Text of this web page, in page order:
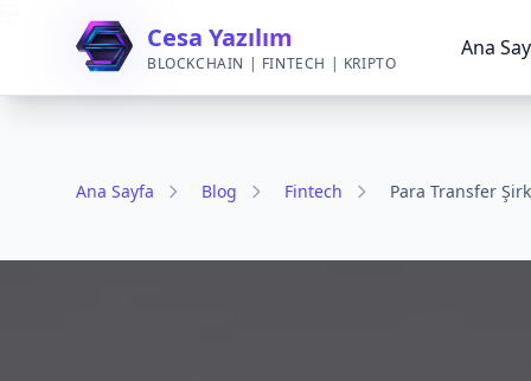
Cesa Yazılım
BLOCKCHAIN | FINTECH | KRIPTO
Ana
Ana Sayfa Blog Fintech Para Transfer